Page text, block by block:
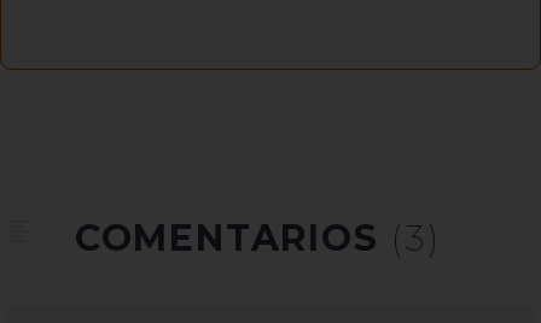
COMENTARIOS (3)